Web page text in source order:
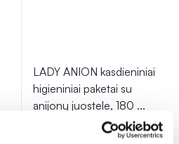
LADY ANION kasdieniniai
higieniniai paketai su
anijonų juostele, 180 ...